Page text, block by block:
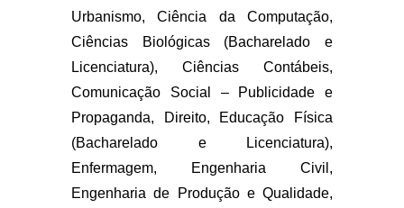
Urbanismo, Ciência da Computação,
Ciências Biológicas (Bacharelado e
Licenciatura), Ciências Contábeis,
Comunicação Social – Publicidade e
Propaganda, Direito, Educação Física
(Bacharelado e Licenciatura),
Enfermagem, Engenharia Civil,
Engenharia de Produção e Qualidade,